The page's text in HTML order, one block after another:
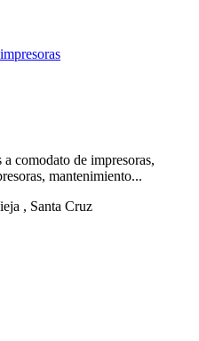
comodato de impresoras,
mantenimiento...
, Santa Cruz